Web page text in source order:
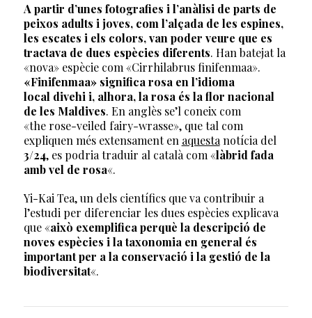
A partir d’unes fotografies i l’anàlisi de parts de
peixos adults i joves, com l’alçada de les espines,
les escates i els colors, van poder veure que es
tractava de dues espècies diferents. Han batejat la
«nova» espècie com «Cirrhilabrus finifenmaa».
«Finifenmaa» significa rosa en l’idioma
local divehi i, alhora, la rosa és la flor nacional
de les Maldives. En anglès se’l coneix com
«the rose-veiled fairy-wrasse», que tal com
expliquen més extensament en aquesta notícia del
3/24, es podria traduir al català com «làbrid fada
amb vel de rosa«.
Yi-Kai Tea, un dels científics que va contribuir a
l’estudi per diferenciar les dues espècies explicava
que «això exemplifica perquè la descripció de
noves espècies i la taxonomia en general és
important per a la conservació i la gestió de la
biodiversitat«.